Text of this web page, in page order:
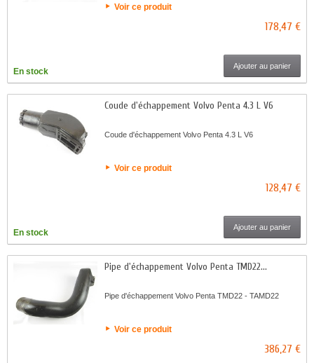
Voir ce produit
178,47 €
En stock
Ajouter au panier
Coude d'échappement Volvo Penta 4.3 L V6
Coude d'échappement Volvo Penta 4.3 L V6
Voir ce produit
128,47 €
En stock
Ajouter au panier
Pipe d'échappement Volvo Penta TMD22...
Pipe d'échappement Volvo Penta TMD22 - TAMD22
Voir ce produit
386,27 €